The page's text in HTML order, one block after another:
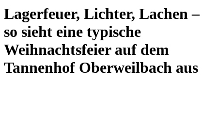
Lagerfeuer, Lichter, Lachen –
so sieht eine typische
Weihnachtsfeier auf dem
Tannenhof Oberweilbach aus